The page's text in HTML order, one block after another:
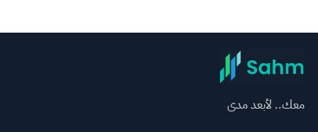
معك.. لأبعد مدى